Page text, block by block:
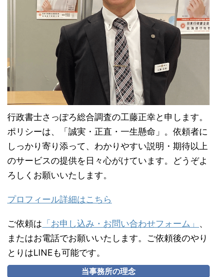
行政書士さっぽろ総合調査の工藤正幸と申します。
ポリシーは、「誠実・正直・一生懸命」。依頼者に
しっかり寄り添って、わかりやすい説明・期待以上
のサービスの提供を日々心がけています。どうぞよ
ろしくお願いいたします。
プロフィール詳細はこちら
ご依頼は 「お申し込み・お問い合わせフォーム」 、
またはお電話でお願いいたします。ご依頼後のやり
とりはLINEも可能です。
当事務所の理念